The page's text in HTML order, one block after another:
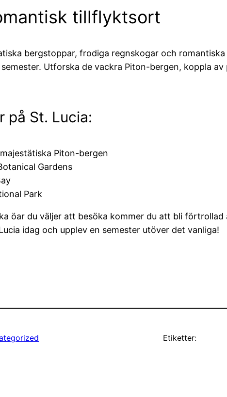
tillflyktsort
bergstoppar, frodiga regnskogar och
Utforska de vackra Piton-bergen, koppla
på St. Lucia:
Piton-bergen
Gardens
Park
öar du väljer att besöka kommer du att bli
idag och upplev en semester utöver det vanliga!
Etiketter: